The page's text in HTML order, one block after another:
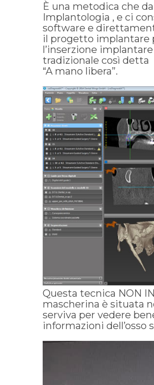
È una metodica che
Implantologia , e ci
software e
il progetto implantare
l’inserzione
tradizionale così detta
“A mano libera”.
Questa tecnica NON
mascherina è situata
serviva per vedere
informazioni